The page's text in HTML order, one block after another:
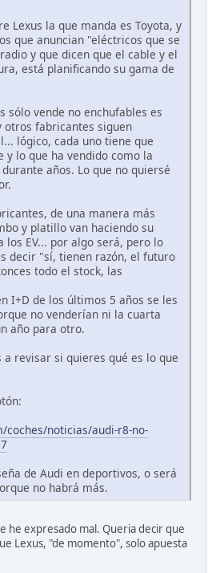
Lexus la que manda es Toyota, y
que anuncian "eléctricos que se
y que dicen que el cable y el
está planificando su gama de
sólo vende no enchufables es
otros fabricantes siguen
lógico, cada uno tiene que
y lo que ha vendido como la
años. Lo que no quiersé
de una manera más
y platillo van haciendo su
EV... por algo será, pero lo
decir "sí, tienen razón, el futuro
todo el stock, las
I+D de los últimos 5 años se les
no venderían ni la cuarta
año para otro.
a revisar si quieres qué es lo que
coches/noticias/audi-r8-no-
de Audi en deportivos, o será
no habrá más.
he expresado mal. Queria decir que
Lexus, "de momento", solo apuesta